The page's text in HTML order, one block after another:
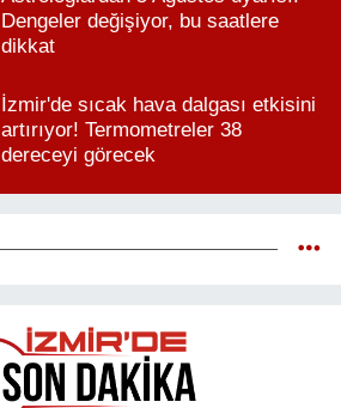
Dengeler değişiyor, bu saatlere
dikkat
İzmir'de sıcak hava dalgası etkisini
artırıyor! Termometreler 38
dereceyi görecek